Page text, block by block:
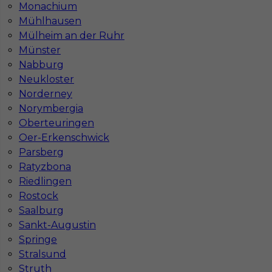
Monachium
Mühlhausen
Mülheim an der Ruhr
Münster
Nabburg
Neukloster
Norderney
Norymbergia
Oberteuringen
Oer-Erkenschwick
Parsberg
Ratyzbona
Riedlingen
Rostock
Saalburg
Sankt-Augustin
Springe
Stralsund
Struth
Mapa ofert pracy
Mapa kategorii
Informacje w sprawie pracy
Telefon:793-577-977
Dane firmy